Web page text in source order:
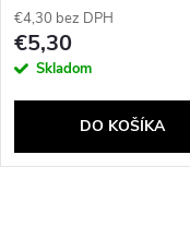
€4,30 bez DPH
€5,30
Skladom
DO KOŠÍKA